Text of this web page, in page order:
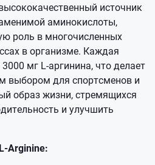
источник
аминокислоты,
роль в многочисленных
в организме. Каждая
мг L-аргинина, что делает
выбором для спортсменов и
образ жизни, стремящихся
и улучшить
Arginine: